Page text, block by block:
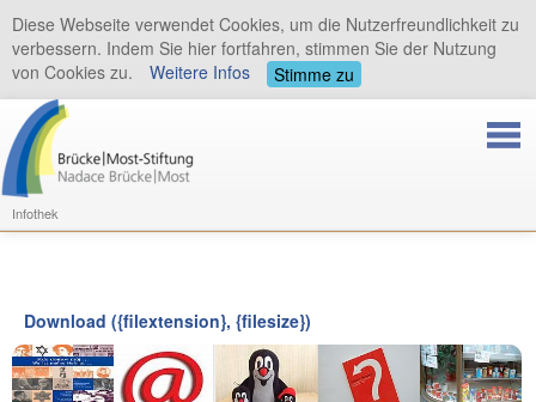
Infothek
Download ({filextension}, {filesize})
Diese Webseite verwendet Cookies, um die Nutzerfreundlichkeit zu
verbessern. Indem Sie hier fortfahren, stimmen Sie der Nutzung
von Cookies zu.
Weitere Infos Stimme zu